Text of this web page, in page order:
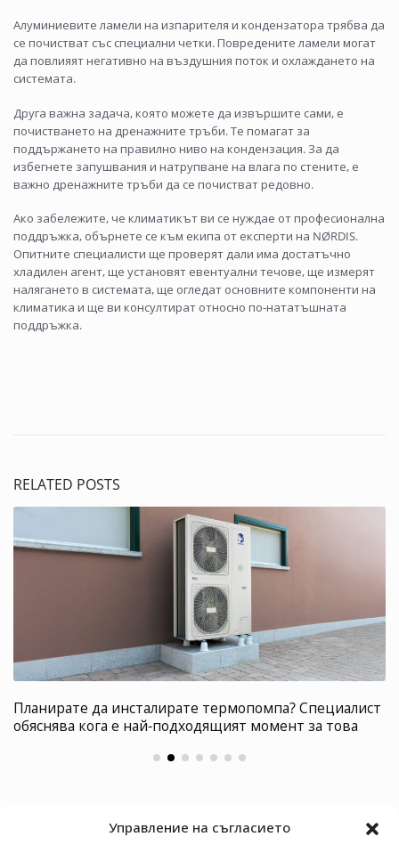
Управление на съгласието
Алуминиевите ламели на изпарителя и кондензатора трябва да
се почистват със специални четки. Повредените ламели могат
да повлияят негативно на въздушния поток и охлаждането на
системата.
Друга важна задача, която можете да извършите сами, е
почистването на дренажните тръби. Те помагат за
поддържането на правилно ниво на кондензация. За да
избегнете запушвания и натрупване на влага по стените, е
важно дренажните тръби да се почистват редовно.
Ако забележите, че климатикът ви се нуждае от професионална
поддръжка, обърнете се към екипа от експерти на NØRDIS.
Опитните специалисти ще проверят дали има достатъчно
хладилен агент, ще установят евентуални течове, ще измерят
налягането в системата, ще огледат основните компоненти на
климатика и ще ви консултират относно по-нататъшната
поддръжка.
RELATED POSTS
Планирате да инсталирате термопомпа? Специалист
обяснява кога е най-подходящият момент за това